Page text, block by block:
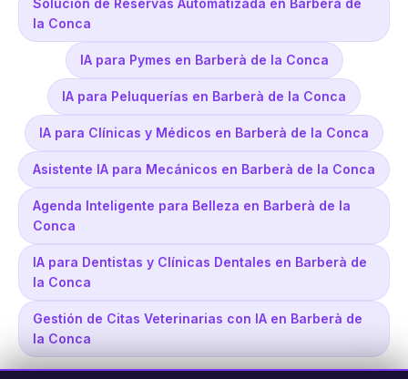
Solución de Reservas Automatizada en Barberà de
la Conca
IA para Pymes en Barberà de la Conca
IA para Peluquerías en Barberà de la Conca
IA para Clínicas y Médicos en Barberà de la Conca
Asistente IA para Mecánicos en Barberà de la Conca
Agenda Inteligente para Belleza en Barberà de la
Conca
IA para Dentistas y Clínicas Dentales en Barberà de
la Conca
Gestión de Citas Veterinarias con IA en Barberà de
la Conca